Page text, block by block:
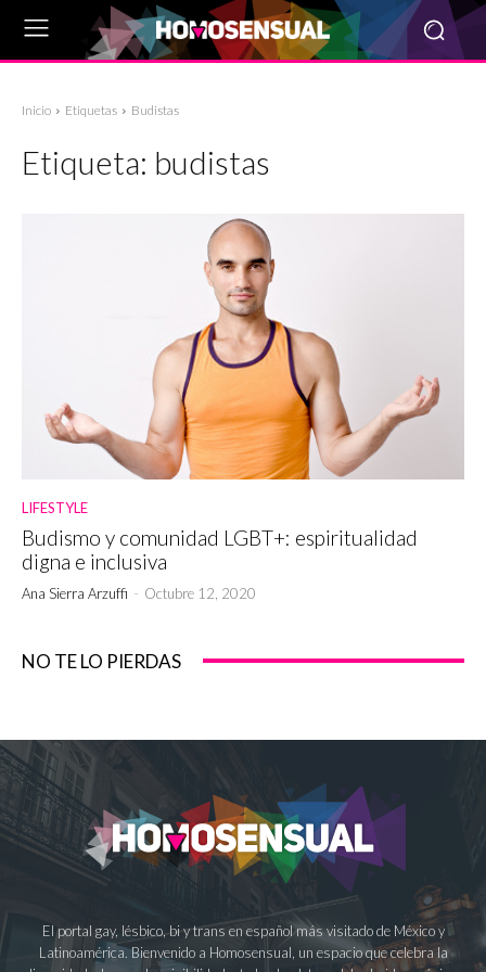
Inicio Etiquetas Budistas
Etiqueta: budistas
LIFESTYLE
Budismo y comunidad LGBT+: espiritualidad
digna e inclusiva
Ana Sierra Arzuffi - Octubre 12, 2020
NO TE LO PIERDAS
El portal gay, lésbico, bi y trans en español más visitado de México y
Latinoamérica. Bienvenido a Homosensual, un espacio que celebra la